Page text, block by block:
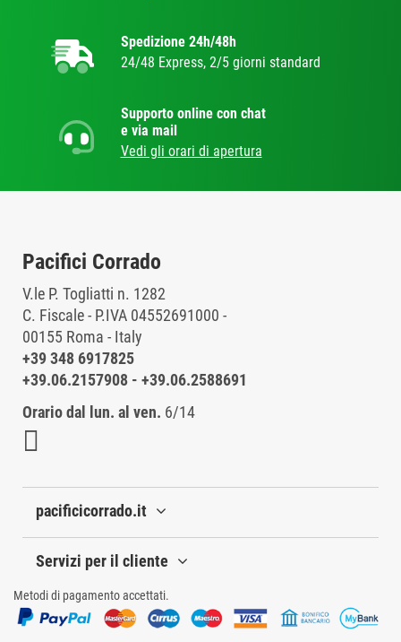
Spedizione 24h/48h
24/48 Express, 2/5 giorni standard
Supporto online con chat
e via mail
Vedi gli orari di apertura
Pacifici Corrado
V.le P. Togliatti n. 1282
C. Fiscale - P.IVA 04552691000 -
00155 Roma - Italy
+39 348 6917825
+39.06.2157908 - +39.06.2588691
Orario dal lun. al ven. 6/14
pacificicorrado.it
Servizi per il cliente
Metodi di pagamento accettati.